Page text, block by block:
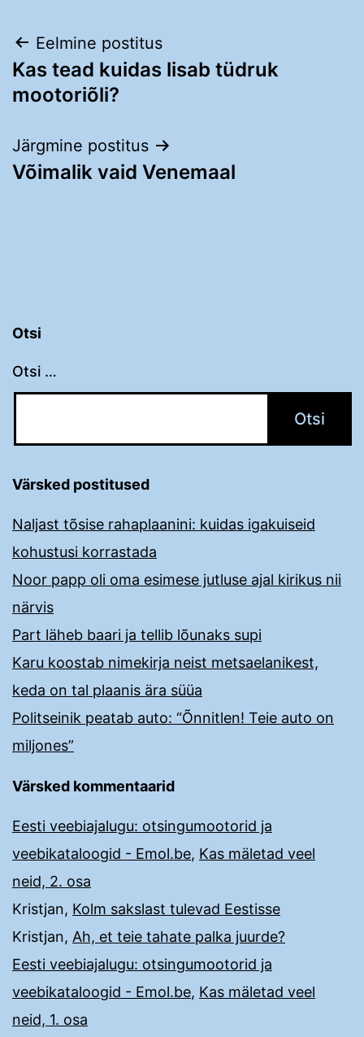
Navigeerimine
Eelmine postitus
Kas tead kuidas lisab tüdruk
mootoriõli?
Järgmine postitus
Võimalik vaid Venemaal
Otsi
Otsi …
Värsked postitused
Naljast tõsise rahaplaanini: kuidas igakuiseid
kohustusi korrastada
Noor papp oli oma esimese jutluse ajal kirikus nii
närvis
Part läheb baari ja tellib lõunaks supi
Karu koostab nimekirja neist metsaelanikest,
keda on tal plaanis ära süüa
Politseinik peatab auto: “Õnnitlen! Teie auto on
miljones”
Värsked kommentaarid
Eesti veebiajalugu: otsingumootorid ja
veebikataloogid - Emol.be, Kas mäletad veel
neid, 2. osa
Kristjan, Kolm sakslast tulevad Eestisse
Kristjan, Ah, et teie tahate palka juurde?
Eesti veebiajalugu: otsingumootorid ja
veebikataloogid - Emol.be, Kas mäletad veel
neid, 1. osa